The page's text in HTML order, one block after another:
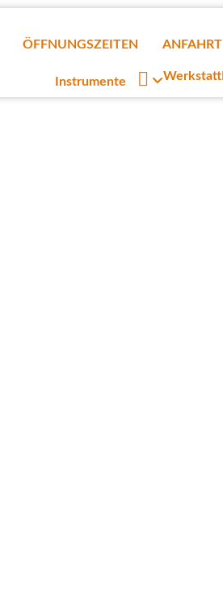
ÖFFNUNGSZEITEN ANFAHRT
Instrumente  Werkstatt